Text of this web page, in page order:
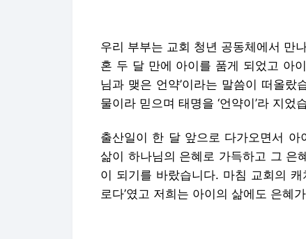
우리 부부는 교회 청년 공동체에서 만
혼 두 달 만에 아이를 품게 되었고 아
님과 맺은 언약’이라는 말씀이 떠올
물이라 믿으며 태명을 ‘언약이’라 지었
출산일이 한 달 앞으로 다가오면서 아
삶이 하나님의 은혜로 가득하고 그 은
이 되기를 바랐습니다. 마침 교회의
로다’였고 저희는 아이의 삶에도 은혜